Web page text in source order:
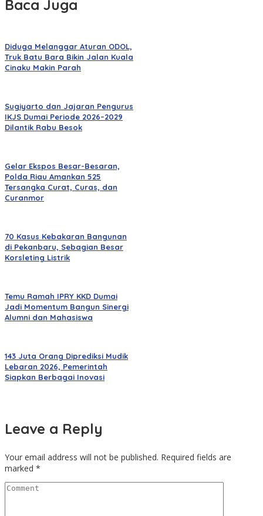
Baca Juga
Diduga Melanggar Aturan ODOL,
Truk Batu Bara Bikin Jalan Kuala
Cinaku Makin Parah
Sugiyarto dan Jajaran Pengurus
IKJS Dumai Periode 2026–2029
Dilantik Rabu Besok
Gelar Ekspos Besar-Besaran,
Polda Riau Amankan 525
Tersangka Curat, Curas, dan
Curanmor
70 Kasus Kebakaran Bangunan
di Pekanbaru, Sebagian Besar
Korsleting Listrik
Temu Ramah IPRY KKD Dumai
Jadi Momentum Bangun Sinergi
Alumni dan Mahasiswa
143 Juta Orang Diprediksi Mudik
Lebaran 2026, Pemerintah
Siapkan Berbagai Inovasi
Leave a Reply
Your email address will not be published. Required fields are
marked *